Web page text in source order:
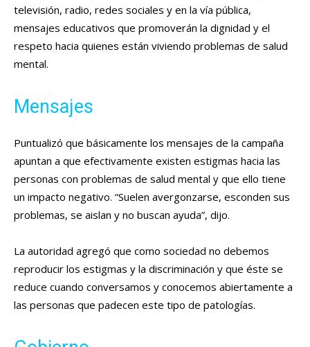
televisión, radio, redes sociales y en la vía pública,
mensajes educativos que promoverán la dignidad y el
respeto hacia quienes están viviendo problemas de salud
mental.
Mensajes
Puntualizó que básicamente los mensajes de la campaña
apuntan a que efectivamente existen estigmas hacia las
personas con problemas de salud mental y que ello tiene
un impacto negativo. “Suelen avergonzarse, esconden sus
problemas, se aislan y no buscan ayuda”, dijo.
La autoridad agregó que como sociedad no debemos
reproducir los estigmas y la discriminación y que éste se
reduce cuando conversamos y conocemos abiertamente a
las personas que padecen este tipo de patologías.